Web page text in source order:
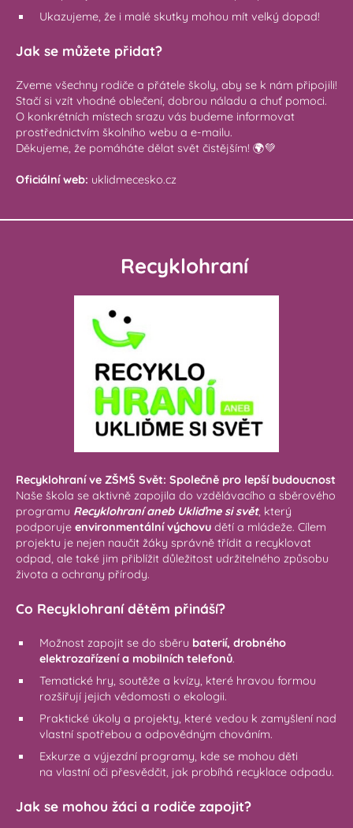
Ukazujeme, že i malé skutky mohou mít velký dopad!
Jak se můžete přidat?
Zveme všechny rodiče a přátele školy, aby se k nám připojili!
Stačí si vzít vhodné oblečení, dobrou náladu a chuť pomoci.
O konkrétních místech srazu vás budeme informovat
prostřednictvím školního webu a e-mailu.
Děkujeme, že pomáháte dělat svět čistějším! 🌍💚
Oficiální web: uklidmecesko.cz
Recyklohraní
Recyklohraní ve ZŠMŠ Svět: Společně pro lepší budoucnost
Naše škola se aktivně zapojila do vzdělávacího a sběrového
programu Recyklohraní aneb Ukliďme si svět, který
podporuje environmentální výchovu dětí a mládeže. Cílem
projektu je nejen naučit žáky správně třídit a recyklovat
odpad, ale také jim přiblížit důležitost udržitelného způsobu
života a ochrany přírody.
Co Recyklohraní dětěm přináší?
Možnost zapojit se do sběru baterií, drobného
elektrozařízení a mobilních telefonů.
Tematické hry, soutěže a kvízy, které hravou formou
rozšiřují jejich vědomosti o ekologii.
Praktické úkoly a projekty, které vedou k zamyšlení nad
vlastní spotřebou a odpovědným chováním.
Exkurze a výjezdní programy, kde se mohou děti
na vlastní oči přesvědčit, jak probíhá recyklace odpadu.
Jak se mohou žáci a rodiče zapojit?